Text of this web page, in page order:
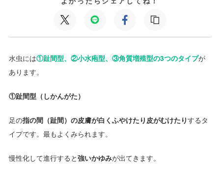
水虫には①趾間型、②小水疱型、③角質増殖型の3つのタイプが
あります。
①趾間型（しかんがた）
足の指の間（趾間）の皮膚が白くふやけたり皮がむけたりするタ
イプです。最もよくみられます。
慢性化して進行すると強いかゆみが出てきます。